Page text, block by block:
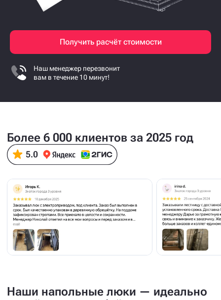
Получить расчёт стоимости
Наш менеджер перезвонит
вам в течение 10 минут!
Более 6 000 клиентов за 2025 год
Наши напольные люки — идеально